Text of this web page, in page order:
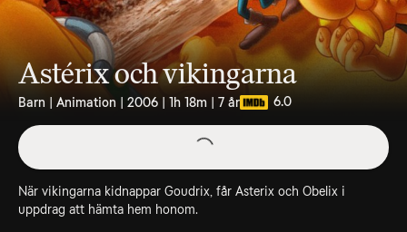
Astérix och vikingarna
Barn | Animation | 2006 | 1h 18m | 7 år 6.0
När vikingarna kidnappar Goudrix, får Asterix och Obelix i
uppdrag att hämta hem honom.